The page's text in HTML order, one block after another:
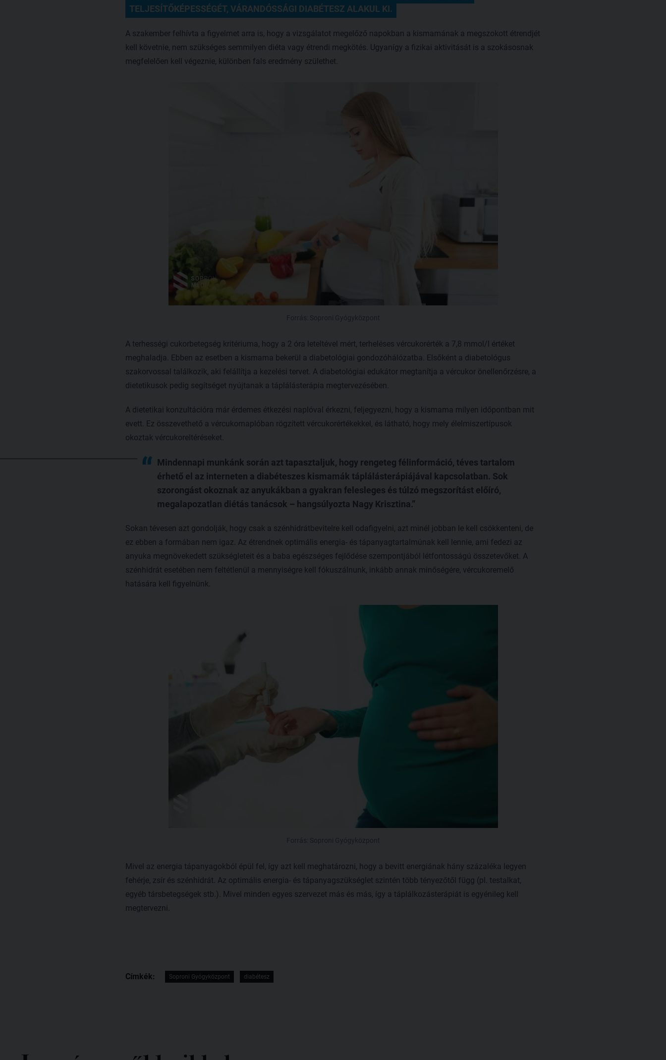
TELJESÍTŐKÉPESSÉGÉT, VÁRANDÓSSÁGI DIABÉTESZ ALAKUL KI.
A szakember felhívta a figyelmet arra is, hogy a vizsgálatot megelőző napokban a kismamának a megszokott étrendjét
kell követnie, nem szükséges semmilyen diéta vagy étrendi megkötés. Ugyanígy a fizikai aktivitását is a szokásosnak
megfelelően kell végeznie, különben fals eredmény születhet.
A terhességi cukorbetegség kritériuma, hogy a 2 óra leteltével mért, terheléses vércukorérték a 7,8 mmol/l értéket
meghaladja. Ebben az esetben a kismama bekerül a diabetológiai gondozóhálózatba. Elsőként a diabetológus
szakorvossal találkozik, aki felállítja a kezelési tervet. A diabetológiai edukátor megtanítja a vércukor önellenőrzésre, a
dietetikusok pedig segítséget nyújtanak a táplálásterápia megtervezésében.
A dietetikai konzultációra már érdemes étkezési naplóval érkezni, feljegyezni, hogy a kismama milyen időpontban mit
evett. Ez összevethető a vércukornaplóban rögzített vércukorértékekkel, és látható, hogy mely élelmiszertípusok
okoztak vércukoreltéréseket.
Mindennapi munkánk során azt tapasztaljuk, hogy rengeteg félinformáció, téves tartalom
érhető el az interneten a diabéteszes kismamák táplálásterápiájával kapcsolatban. Sok
szorongást okoznak az anyukákban a gyakran felesleges és túlzó megszorítást előíró,
megalapozatlan diétás tanácsok – hangsúlyozta Nagy Krisztina.
Sokan tévesen azt gondolják, hogy csak a szénhidrátbevitelre kell odafigyelni, azt minél jobban le kell csökkenteni, de
ez ebben a formában nem igaz. Az étrendnek optimális energia- és tápanyagtartalmúnak kell lennie, ami fedezi az
anyuka megnövekedett szükségleteit és a baba egészséges fejlődése szempontjából létfontosságú összetevőket. A
szénhidrát esetében nem feltétlenül a mennyiségre kell fókuszálnunk, inkább annak minőségére, vércukoremelő
hatására kell figyelnünk.
Mivel az energia tápanyagokból épül fel, így azt kell meghatározni, hogy a bevitt energiának hány százaléka legyen
fehérje, zsír és szénhidrát. Az optimális energia- és tápanyagszükséglet szintén több tényezőtől függ (pl. testalkat,
egyéb társbetegségek stb.). Mivel minden egyes szervezet más és más, így a táplálkozásterápiát is egyénileg kell
megtervezni.
Címkék: Soproni Gyógyközpont diabétesz